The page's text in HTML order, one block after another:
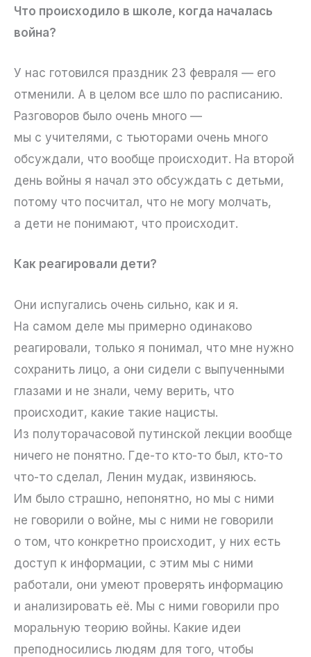
Что происходило в школе, когда началась
война?
У нас готовился праздник 23 февраля — его
отменили. А в целом все шло по расписанию.
Разговоров было очень много —
мы с учителями, с тьюторами очень много
обсуждали, что вообще происходит. На второй
день войны я начал это обсуждать с детьми,
потому что посчитал, что не могу молчать,
а дети не понимают, что происходит.
Как реагировали дети?
Они испугались очень сильно, как и я.
На самом деле мы примерно одинаково
реагировали, только я понимал, что мне нужно
сохранить лицо, а они сидели с выпученными
глазами и не знали, чему верить, что
происходит, какие такие нацисты.
Из полуторачасовой путинской лекции вообще
ничего не понятно. Где-то кто-то был, кто-то
что-то сделал, Ленин мудак, извиняюсь.
Им было страшно, непонятно, но мы с ними
не говорили о войне, мы с ними не говорили
о том, что конкретно происходит, у них есть
доступ к информации, с этим мы с ними
работали, они умеют проверять информацию
и анализировать её. Мы с ними говорили про
моральную теорию войны. Какие идеи
преподносились людям для того, чтобы